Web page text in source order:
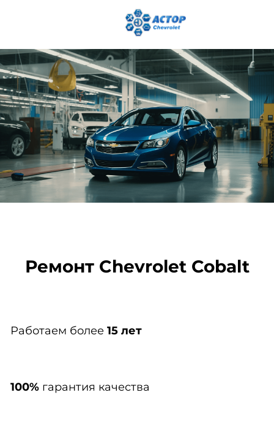
Ремонт Chevrolet Cobalt
Работаем более 15 лет
100%гарантия качества